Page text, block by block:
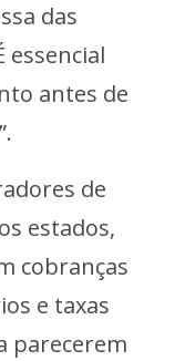
das
essencial
antes de
de
estados,
cobranças
e taxas
parecerem